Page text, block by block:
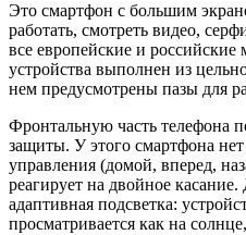
Это смартфон с большим
работать, смотреть видео,
все европейские и
устройства выполнен из
нем предусмотрены пазы для
Фронтальную часть телефона
защиты. У этого смартфона
управления (домой, вперед,
реагирует на двойное
адаптивная подсветка:
просматривается как на